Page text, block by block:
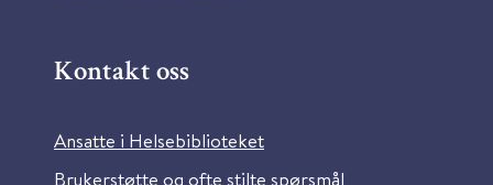
Kontakt oss
Ansatte i Helsebiblioteket
Brukerstøtte og ofte stilte spørsmål